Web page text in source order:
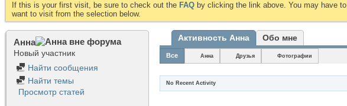
If this is your first visit, be sure to check out the FAQ by clicking the link above. You may have to
want to visit from the selection below.
Анна
Новый участник
Найти сообщения
Найти темы
Просмотр статей
Активность Анна Обо мне
Все Анна Друзья Фотографии
No Recent Activity